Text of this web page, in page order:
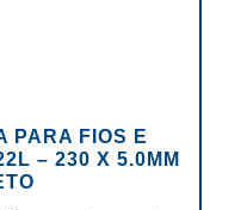
PARA FIOS E
– 230 X 5.0MM